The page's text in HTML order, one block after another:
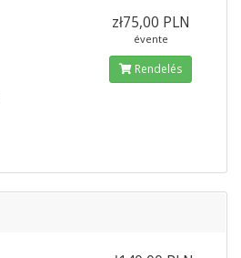
zł75,00 PLN
évente
Rendelés